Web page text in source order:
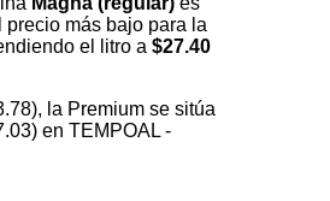
precio más bajo para la
el litro a $27.40
la Premium se sitúa
en TEMPOAL -